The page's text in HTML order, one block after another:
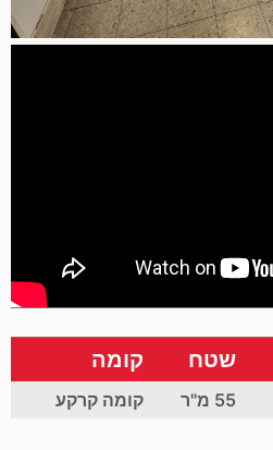
שטח קומה
55 מ"ר קומה קרקע